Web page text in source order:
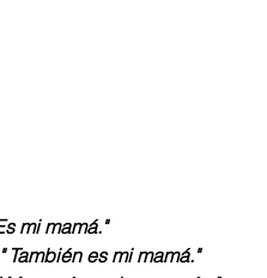
mi mamá."
También es mi mamá."